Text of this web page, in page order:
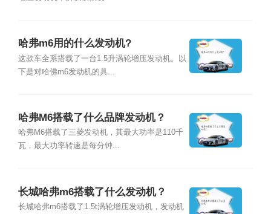
哈弗m6用的什么发动机?
这款车全系搭载了一台1.5升涡轮增压发动机。以
下是对哈佛m6发动机的具...
哈弗M6搭载了什么品牌发动机？
哈弗M6搭载了三菱发动机，其最大功率是110千
瓦，最大功率转速是每分钟...
长城哈弗m6搭载了什么发动机？
长城哈弗m6搭载了1.5t涡轮增压发动机，发动机